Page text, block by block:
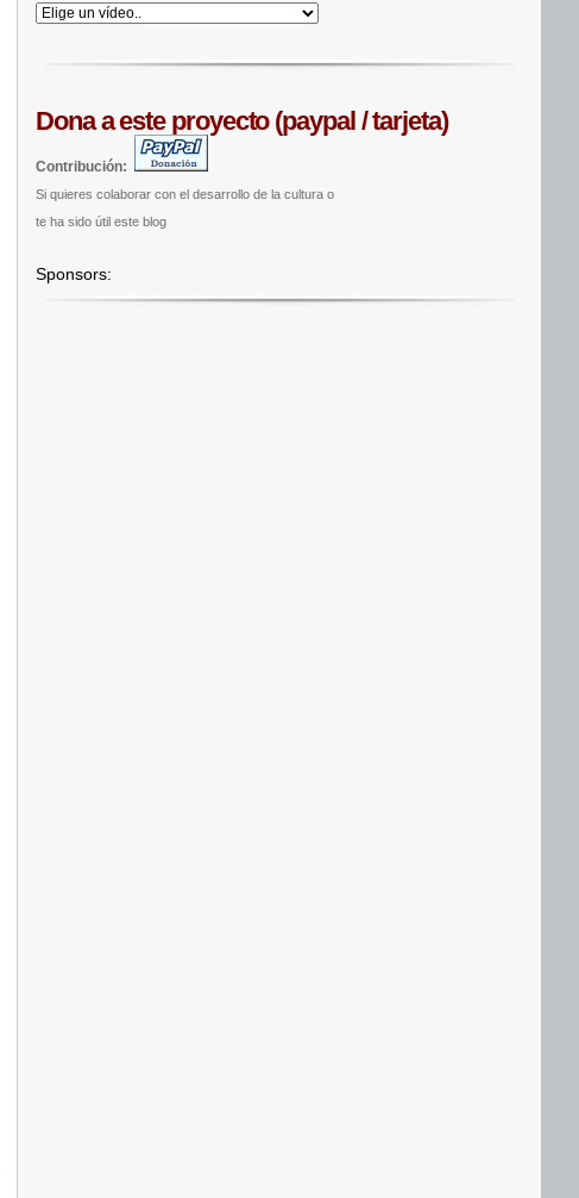
Dona a este proyecto (paypal / tarjeta)
Contribución:
Si quieres colaborar con el desarrollo de la cultura o
te ha sido útil este blog
Sponsors: